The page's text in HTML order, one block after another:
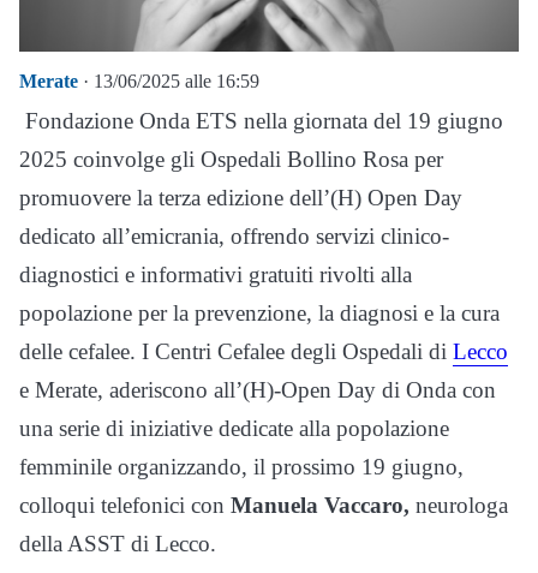
Merate · 13/06/2025 alle 16:59
Fondazione Onda ETS nella giornata del 19 giugno
2025 coinvolge gli Ospedali Bollino Rosa per
promuovere la terza edizione dell’(H) Open Day
dedicato all’emicrania, offrendo servizi clinico-
diagnostici e informativi gratuiti rivolti alla
popolazione per la prevenzione, la diagnosi e la cura
delle cefalee. I Centri Cefalee degli Ospedali di Lecco
e Merate, aderiscono all’(H)-Open Day di Onda con
una serie di iniziative dedicate alla popolazione
femminile organizzando, il prossimo 19 giugno,
colloqui telefonici con Manuela Vaccaro, neurologa
della ASST di Lecco.